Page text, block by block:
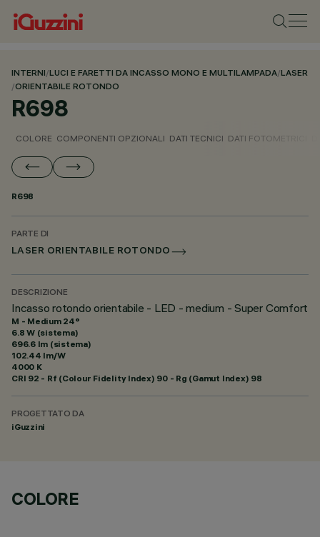
INTERNI/LUCI E FARETTI DA INCASSO MONO E MULTILAMPADA/LASER
/ORIENTABILE ROTONDO
R698
COLORE COMPONENTI OPZIONALI DATI TECNICI DATI FOTOMETRICI
R698
PARTE DI
LASER ORIENTABILE ROTONDO
DESCRIZIONE
Incasso rotondo orientabile - LED - medium - Super Comfort
M - Medium 24°
6.8 W (sistema)
696.6 lm (sistema)
102.44 lm/W
4000 K
CRI 92 - Rf (Colour Fidelity Index) 90 - Rg (Gamut Index) 98
PROGETTATO DA
iGuzzini
COLORE